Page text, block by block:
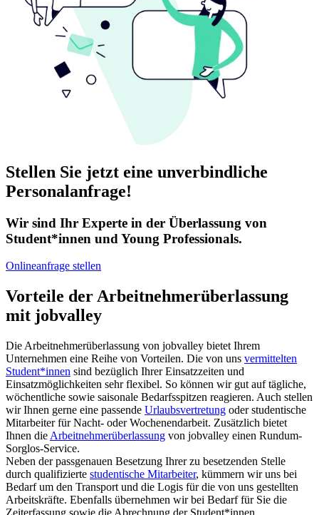
Stellen Sie jetzt eine unverbindliche
Personalanfrage!
Wir sind Ihr Experte in der Überlassung von
Student*innen und Young Professionals.
Onlineanfrage stellen
Vorteile der Arbeitnehmerüberlassung
mit jobvalley
Die Arbeitnehmerüberlassung von jobvalley bietet Ihrem
Unternehmen eine Reihe von Vorteilen. Die von uns vermittelten
Student*innen sind bezüglich Ihrer Einsatzzeiten und
Einsatzmöglichkeiten sehr flexibel. So können wir gut auf tägliche,
wöchentliche sowie saisonale Bedarfsspitzen reagieren. Auch stellen
wir Ihnen gerne eine passende Urlaubsvertretung oder studentische
Mitarbeiter für Nacht- oder Wochenendarbeit. Zusätzlich bietet
Ihnen die Arbeitnehmerüberlassung von jobvalley einen Rundum-
Sorglos-Service.
Neben der passgenauen Besetzung Ihrer zu besetzenden Stelle
durch qualifizierte studentische Mitarbeiter, kümmern wir uns bei
Bedarf um den Transport und die Logis für die von uns gestellten
Arbeitskräfte. Ebenfalls übernehmen wir bei Bedarf für Sie die